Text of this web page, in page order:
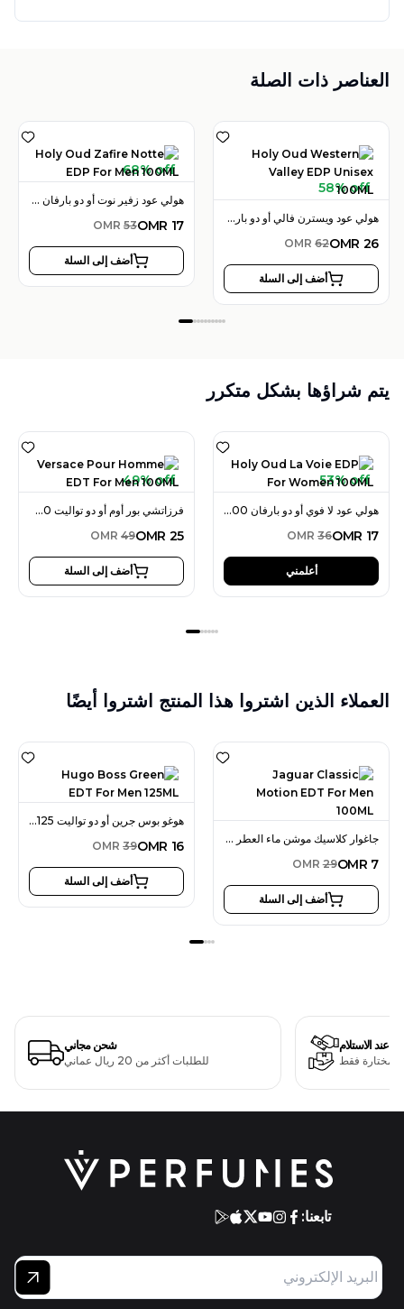
العناصر ذات الصلة
68% off
هولي عود زفير نوت أو دو بارفان 100 مل للرجال
OMR 17
OMR 53
أضف إلى السلة
58% off
هولي عود ويسترن فالي أو دو بارفان 100 مل للجنسين
OMR 26
OMR 62
أضف إلى السلة
يتم شراؤها بشكل متكرر
49% off
فرزاتشي بور أوم أو دو تواليت 100 مل للرجال
OMR 25
OMR 49
أضف إلى السلة
53% off
هولي عود لا فوي أو دو بارفان 100 مل للنساء
OMR 17
OMR 36
أعلمني
العملاء الذين اشتروا هذا المنتج اشتروا أيضًا
هوغو بوس جرين أو دو تواليت 125 مل للرجال
OMR 16
OMR 39
أضف إلى السلة
جاغوار كلاسيك موشن ماء العطر للرجال 100 مل
OMR 7
OMR 29
أضف إلى السلة
شحن مجاني
للطلبات أكثر من 20 ريال عماني
عند الاستلام
مختارة فقط
تابعنا: